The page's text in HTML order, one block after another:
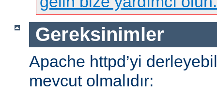
Gereksinimler
Apache httpd’yi
mevcut olmalıdır: